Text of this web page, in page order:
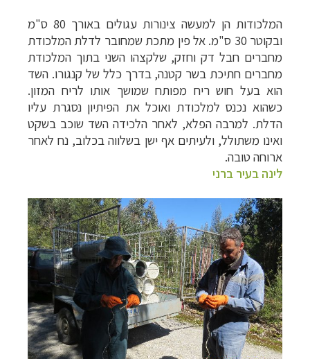
המלכודות הן למעשה צינורות עגולים באורך 80 ס"מ
ובקוטר 30 ס"מ. אל פין מתכת שמחובר לדלת המלכודת
מחברים חבל דק וחזק, שלקצהו השני בתוך המלכודת
מחברים חתיכת בשר קטנה, בדרך כלל של קנגורו. השד
הוא בעל חוש ריח מפותח שמושך אותו לריח המזון.
כשהוא נכנס למלכודת ואוכל את הפיתיון נסגרת עליו
הדלת. למרבה הפלא, לאחר הלכידה השד שוכב בשקט
ואינו משתולל, ולעיתים אף ישן בשלווה בכלוב, נח לאחר
ארוחה טובה.
לינה בעיר ברני